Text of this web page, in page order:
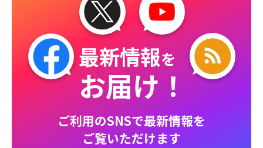
最新情報を
お届け！
ご利用のSNSで最新情報を
ご覧いただけます